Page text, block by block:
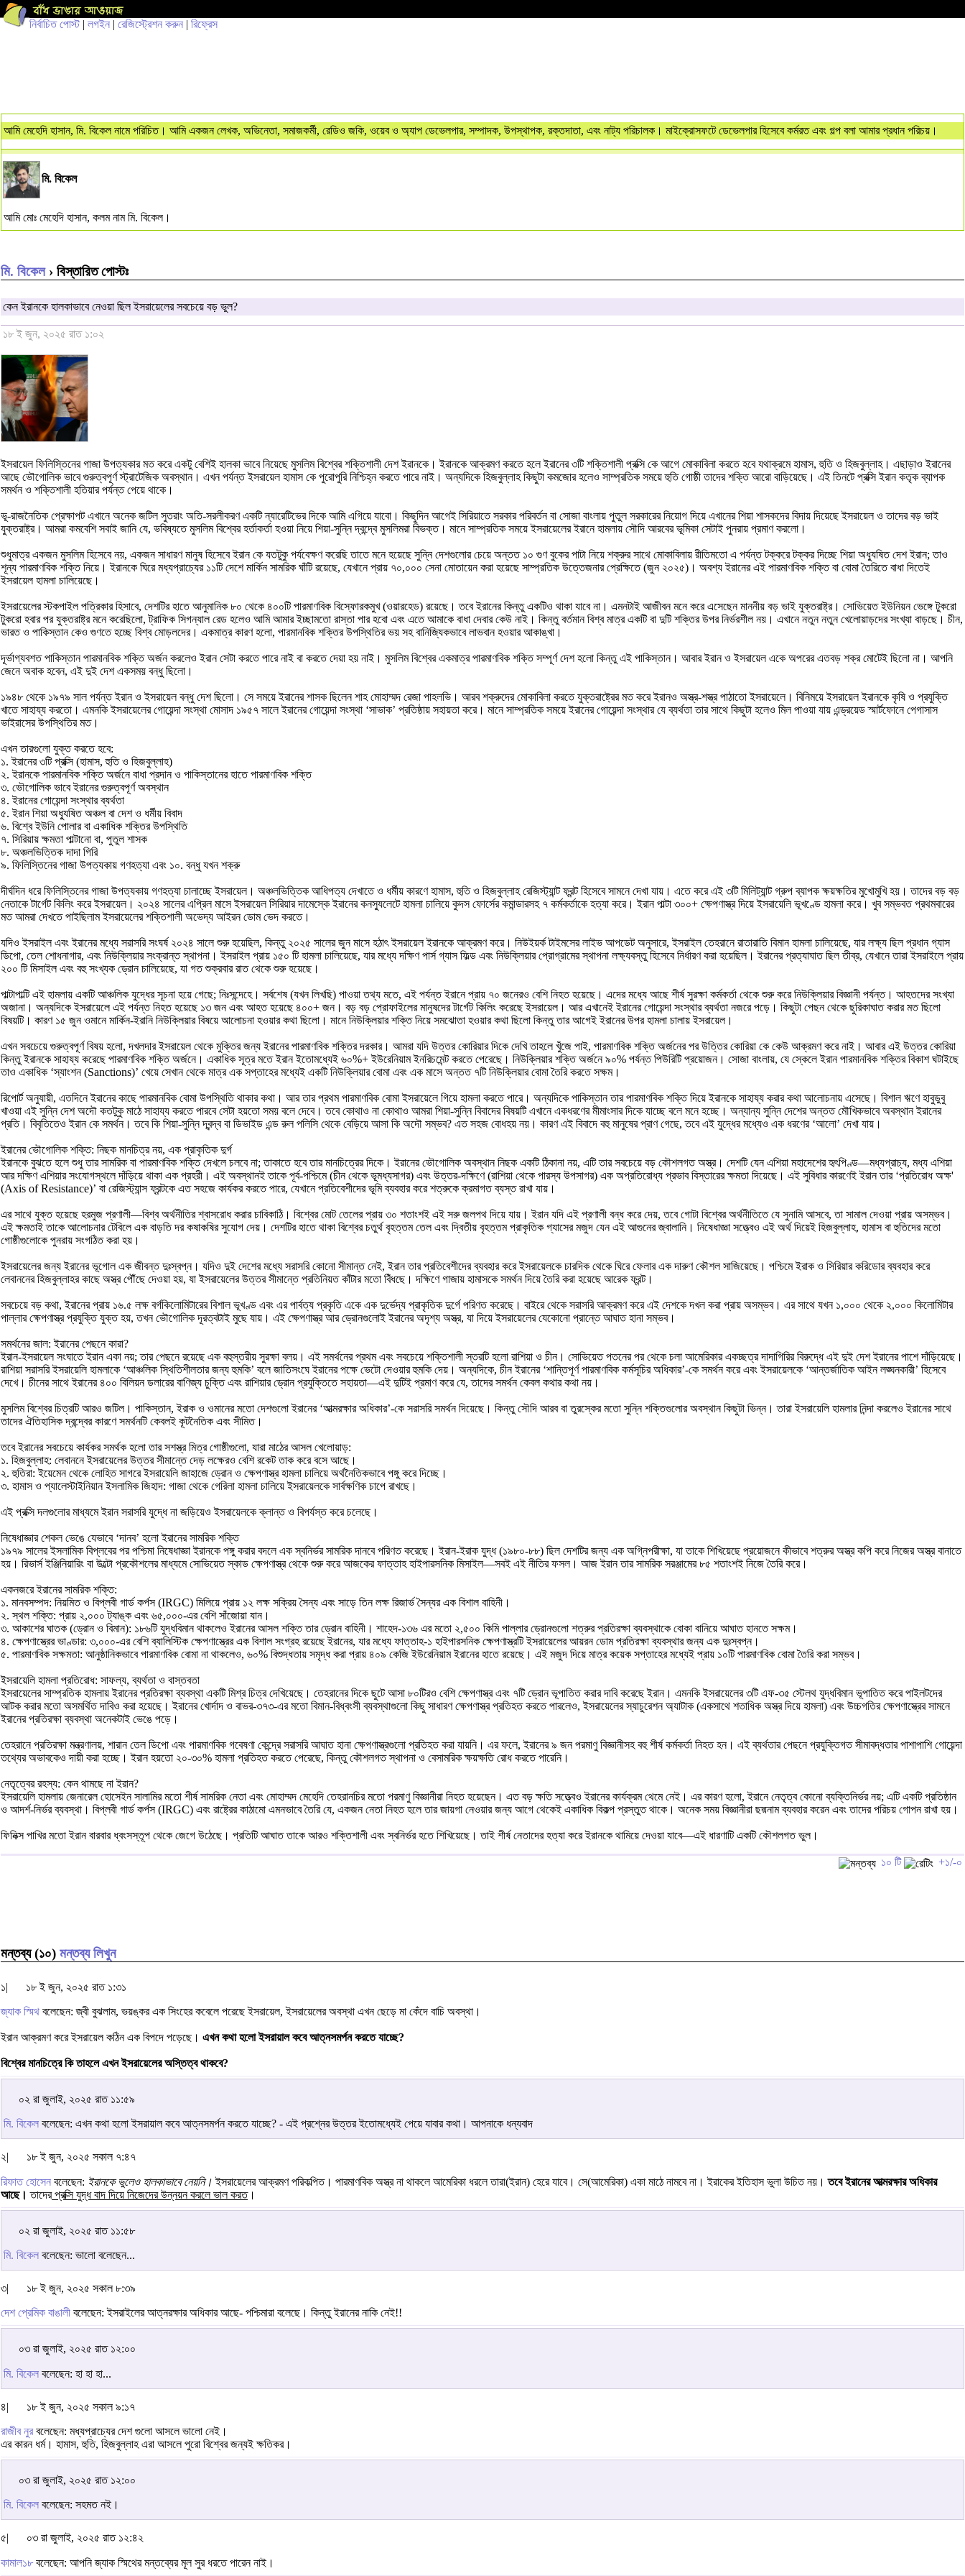
নির্বাচিত পোস্ট| লগইন | রেজিস্ট্রেশন করুন | রিফ্রেস
আমি মেহেদি হাসান, মি. বিকেল নামে পরিচিত। আমি একজন লেখক, অভিনেতা, সমাজকর্মী, রেডিও জকি, ওয়েব ও অ্যাপ ডেভেলপার, সম্পাদক, উপস্থাপক, রক্তদাতা, এবং নাট্য পরিচালক। মাইক্রোসফটে ডেভেলপার হিসেবে কর্মরত এবং গল্প বলা আমার প্রধান পরিচয়।
মি. বিকেল
আমি মোঃ মেহেদি হাসান, কলম নাম মি. বিকেল।
মি. বিকেল› বিস্তারিত পোস্টঃ
কেন ইরানকে হালকাভাবে নেওয়া ছিল ইসরায়েলের সবচেয়ে বড় ভুল?
১৮ ই জুন, ২০২৫ রাত ১:০২
ইসরায়েল ফিলিস্তিনের গাজা উপত্যকার মত করে একটু বেশিই হালকা ভাবে নিয়েছে মুসলিম বিশ্বের শক্তিশালী দেশ ইরানকে। ইরানকে আক্রমণ করতে হলে ইরানের ৩টি শক্তিশালী প্রক্সি কে আগে মোকাবিলা করতে হবে যথাক্রমে হামাস, হুতি ও হিজবুল্লাহ। এছাড়াও ইরানের
আছে ভৌগোলিক ভাবে গুরুত্বপূর্ণ স্ট্রাটেজিক অবস্থান। এখন পর্যন্ত ইসরায়েল হামাস কে পুরোপুরি নিশ্চিহ্ন করতে পারে নাই। অন্যদিকে হিজবুল্লাহ কিছুটা কমজোর হলেও সাম্প্রতিক সময়ে হুতি গোষ্ঠী তাদের শক্তি আরো বাড়িয়েছে। এই তিনটে প্রক্সি ইরান কতৃক ব্যাপক
সমর্থন ও শক্তিশালী হতিয়ার পর্যন্ত পেয়ে থাকে।
ভূ-রাজনৈতিক প্রেক্ষাপট এখানে অনেক জটিল সুতরাং অতি-সরলীকরণ একটি ন্যারেটিভের দিকে আমি এগিয়ে যাবো। কিছুদিন আগেই সিরিয়াতে সরকার পরিবর্তন বা সোজা বাংলায় পুতুল সরকারের নিয়োগ দিয়ে এখানের শিয়া শাসকদের বিদায় দিয়েছে ইসরায়েল ও তাদের বড় ভাই
যুক্তরাষ্ট্র। আমরা কমবেশি সবাই জানি যে, ভবিষ্যতে মুসলিম বিশ্বের হর্তাকর্তা হওয়া নিয়ে শিয়া-সুন্নি দ্বন্দ্বে মুসলিমরা বিভক্ত। মানে সাম্প্রতিক সময়ে ইসরায়েলের ইরানে হামলায় সৌদি আরবের ভূমিকা সেটাই পুনরায় প্রমাণ করলো।
শুধুমাত্র একজন মুসলিম হিসেবে নয়, একজন সাধারণ মানুষ হিসেবে ইরান কে যতটুকু পর্যবেক্ষণ করেছি তাতে মনে হয়েছে সুন্নি দেশগুলোর চেয়ে অন্তত ১০ গুণ বুকের পাটা নিয়ে শক্রুর সাথে মোকাবিলায় রীতিমতো এ পর্যন্ত টক্করে টক্কর দিচ্ছে শিয়া অধ্যুষিত দেশ ইরান; তাও
শূন্য পারমাণবিক শক্তি নিয়ে। ইরানকে ঘিরে মধ্যপ্রাচ্যের ১১টি দেশে মার্কিন সামরিক ঘাঁটি রয়েছে, যেখানে প্রায় ৭০,০০০ সেনা মোতায়েন করা হয়েছে সাম্প্রতিক উত্তেজনার প্রেক্ষিতে (জুন ২০২৫)। অবশ্য ইরানের এই পারমাণবিক শক্তি বা বোমা তৈরিতে বাধা দিতেই
ইসরায়েল হামলা চালিয়েছে।
ইসরায়েলের স্টকপাইল পত্রিকার হিসাবে, দেশটির হাতে আনুমানিক ৮০ থেকে ৪০০টি পারমাণবিক বিস্ফোরকমুখ (ওয়ারহেড) রয়েছে। তবে ইরানের কিন্তু একটিও থাকা যাবে না। এমনটাই আজীবন মনে করে এসেছেন মাননীয় বড় ভাই যুক্তরাষ্ট্র। সোভিয়েত ইউনিয়ন ভেঙ্গে টুকরো
টুকরো হবার পর যুক্তরাষ্ট্র মনে করেছিলো, ট্রাফিক সিগন্যাল রেড হলেও আমি আমার ইচ্ছামতো রাস্তা পার হবো এবং এতে আমাকে বাধা দেবার কেউ নাই। কিন্তু বর্তমান বিশ্ব মাত্র একটি বা দুটি শক্তির উপর নির্ভরশীল নয়। এখানে নতুন নতুন খেলোয়াড়দের সংখ্যা বাড়ছে। চীন,
ভারত ও পাকিস্তান কেও গুণতে হচ্ছে বিশ্ব মোড়লদের। একমাত্র কারণ হলো, পারমানবিক শক্তির উপস্থিতির ভয় সহ বানিজ্যিকভাবে লাভবান হওয়ার আকাঙ্খা।
দূর্ভাগ্যবশত পাকিস্তান পারমানবিক শক্তি অর্জন করলেও ইরান সেটা করতে পারে নাই বা করতে দেয়া হয় নাই। মুসলিম বিশ্বের একমাত্র পারমাণবিক শক্তি সম্পূর্ণ দেশ হলো কিন্তু এই পাকিস্তান। আবার ইরান ও ইসরায়েল একে অপরের এতবড় শক্র মোটেই ছিলো না। আপনি
জেনে অবাক হবেন, এই দুই দেশ একসময় বন্ধু ছিলো।
১৯৪৮ থেকে ১৯৭৯ সাল পর্যন্ত ইরান ও ইসরায়েল বন্ধু দেশ ছিলো। সে সময়ে ইরানের শাসক ছিলেন শাহ মোহাম্মদ রেজা পাহলভি। আরব শক্রুদের মোকাবিলা করতে যুক্তরাষ্ট্রের মত করে ইরানও অস্ত্র-শস্ত্র পাঠাতো ইসরায়েলে। বিনিময়ে ইসরায়েল ইরানকে কৃষি ও প্রযুক্তি
খাতে সাহায্য করতো। এমনকি ইসরায়েলের গোয়েন্দা সংস্থা মোসাদ ১৯৫৭ সালে ইরানের গোয়েন্দা সংস্থা ‘সাভাক’ প্রতিষ্ঠায় সহায়তা করে। মানে সাম্প্রতিক সময়ে ইরানের গোয়েন্দা সংস্থার যে ব্যর্থতা তার সাথে কিছুটা হলেও মিল পাওয়া যায় এন্ড্রয়েড স্মার্টফোনে পেগাসাস
ভাইরাসের উপস্থিতির মত।
এখন তারগুলো যুক্ত করতে হবে:
১. ইরানের ৩টি প্রক্সি (হামাস, হুতি ও হিজবুল্লাহ)
২. ইরানকে পারমানবিক শক্তি অর্জনে বাধা প্রদান ও পাকিস্তানের হাতে পারমাণবিক শক্তি
৩. ভৌগোলিক ভাবে ইরানের গুরুত্বপূর্ণ অবস্থান
৪. ইরানের গোয়েন্দা সংস্থার ব্যর্থতা
৫. ইরান শিয়া অধ্যুষিত অঞ্চল বা দেশ ও ধর্মীয় বিবাদ
৬. বিশ্বে ইউনি পোলার বা একাধিক শক্তির উপস্থিতি
৭. সিরিয়ায় ক্ষমতা পাল্টানো বা, পুতুল শাসক
৮. অঞ্চলভিত্তিক দাদা গিরি
৯. ফিলিস্তিনের গাজা উপত্যকায় গণহত্যা এবং ১০. বন্ধু যখন শক্রু
দীর্ঘদিন ধরে ফিলিস্তিনের গাজা উপত্যকায় গণহত্যা চালাচ্ছে ইসরায়েল। অঞ্চলভিত্তিক আধিপত্য দেখাতে ও ধর্মীয় কারণে হামাস, হুতি ও হিজবুল্লাহ রেজিস্ট্যান্ট ফ্রন্ট হিসেবে সামনে দেখা যায়। এতে করে এই ৩টি মিলিট্যান্ট গ্রুপ ব্যাপক ক্ষয়ক্ষতির মুখোমুখি হয়। তাদের বড় বড়
নেতাকে টার্গেট কিলিং করে ইসরায়েল। ২০২৪ সালের এপ্রিল মাসে ইসরায়েল সিরিয়ার দামেস্কে ইরানের কনস্যুলেটে হামলা চালিয়ে কুদস ফোর্সের কমান্ডারসহ ৭ কর্মকর্তাকে হত্যা করে। ইরান পাল্টা ৩০০+ ক্ষেপণাস্ত্র দিয়ে ইসরায়েলি ভূখণ্ডে হামলা করে। খুব সম্ভবত প্রথমবারের
মত আমরা দেখতে পাইছিলাম ইসরায়েলের শক্তিশালী অভেদ্য আইরন ডোম ভেদ করতে।
যদিও ইসরাইল এবং ইরানের মধ্যে সরাসরি সংঘর্ষ ২০২৪ সালে শুরু হয়েছিল, কিন্তু ২০২৫ সালের জুন মাসে হঠাৎ ইসরায়েল ইরানকে আক্রমণ করে। নিউইয়র্ক টাইমসের লাইভ আপডেট অনুসারে, ইসরাইল তেহরানে রাতারাতি বিমান হামলা চালিয়েছে, যার লক্ষ্য ছিল প্রধান গ্যাস
ডিপো, তেল শোধনাগার, এবং নিউক্লিয়ার সংক্রান্ত স্থাপনা। ইসরাইল প্রায় ১৫০ টি হামলা চালিয়েছে, যার মধ্যে দক্ষিণ পার্স গ্যাস ফিল্ড এবং নিউক্লিয়ার প্রোগ্রামের স্থাপনা লক্ষ্যবস্তু হিসেবে নির্ধারণ করা হয়েছিল। ইরানের প্রত্যাঘাত ছিল তীব্র, যেখানে তারা ইসরাইলে প্রায়
২০০ টি মিসাইল এবং বহু সংখ্যক ড্রোন চালিয়েছে, যা গত শুক্রবার রাত থেকে শুরু হয়েছে।
পাল্টাপাল্টি এই হামলায় একটি আঞ্চলিক যুদ্ধের সূচনা হয়ে গেছে; নিঃসন্দেহে। সর্বশেষ (যখন লিখছি) পাওয়া তথ্য মতে, এই পর্যন্ত ইরানে প্রায় ৭০ জনেরও বেশি নিহত হয়েছে। এদের মধ্যে আছে শীর্ষ সুরক্ষা কর্মকর্তা থেকে শুরু করে নিউক্লিয়ার বিজ্ঞানী পর্যন্ত। আহতদের সংখ্যা
অজানা। অন্যদিকে ইসরায়েলে এই পর্যন্ত নিহত হয়েছে ১৩ জন এবং আহত হয়েছে ৪০০+ জন। বড় বড় প্রোফাইলের মানুষদের টার্গেট কিলিং করেছে ইসরায়েল। আর এখানেই ইরানের গোয়েন্দা সংস্থার ব্যর্থতা নজরে পড়ে। কিছুটা পেছন থেকে ছুরিকাঘাত করার মত ছিলো
বিষয়টি। কারণ ১৫ জুন ওমানে মার্কিন-ইরানি নিউক্লিয়ার বিষয়ে আলোচনা হওয়ার কথা ছিলো। মানে নিউক্লিয়ার শক্তি নিয়ে সমঝোতা হওয়ার কথা ছিলো কিন্তু তার আগেই ইরানের উপর হামলা চালায় ইসরায়েল।
এখন সবচেয়ে গুরুত্বপূর্ণ বিষয় হলো, দখলদার ইসরায়েল থেকে মুক্তির জন্য ইরানের পারমাণবিক শক্তির দরকার। আমরা যদি উত্তর কোরিয়ার দিকে দেখি তাহলে খুঁজে পাই, পারমাণবিক শক্তি অর্জনের পর উত্তির কোরিয়া কে কেউ আক্রমণ করে নাই। আবার এই উত্তর কোরিয়া
কিন্তু ইরানকে সাহায্য করেছে পারমাণবিক শক্তি অর্জনে। একাধিক সূত্র মতে ইরান ইতোমধ্যেই ৬০%+ ইউরেনিয়াম ইনরিচমেন্ট করতে পেরেছে। নিউক্লিয়ার শক্তি অর্জনে ৯০% পর্যন্ত পিউরিটি প্রয়োজন। সোজা বাংলায়, যে স্কেলে ইরান পারমানবিক শক্তির বিকাশ ঘটাইছে
তাও একাধিক ‘স্যাংশন (Sanctions)’ খেয়ে সেখান থেকে মাত্র এক সপ্তাহের মধ্যেই একটি নিউক্লিয়ার বোমা এবং এক মাসে অন্তত ৭টি নিউক্লিয়ার বোমা তৈরি করতে সক্ষম।
রিপোর্ট অনুযায়ী, এতদিনে ইরানের কাছে পারমানবিক বোমা উপস্থিতি থাকার কথা। আর তার প্রথম পারমাণবিক বোমা ইসরায়েলে গিয়ে হামলা করতে পারে। অন্যদিকে পাকিস্তান তার পারমাণবিক শক্তি দিয়ে ইরানকে সাহায্য করার কথা আলোচনায় এসেছে। বিশাল ঋণে হাবুডুবু
খাওয়া এই সুন্নি দেশ অদৌ কতটুকু মাঠে সাহায্য করতে পারবে সেটা হয়তো সময় বলে দেবে। তবে কোথাও না কোথাও আমরা শিয়া-সুন্নি বিবাদের বিষয়টি এখানে একধরণের মীমাংসার দিকে যাচ্ছে বলে মনে হচ্ছে। অন্যান্য সুন্নি দেশের অন্তত মৌখিকভাবে অবস্থান ইরানের
প্রতি। বিবৃতিতেও ইরান কে সমর্থন। তবে কি শিয়া-সুন্নি দ্বন্দ্ব বা ডিভাইড এন্ড রুল পলিসি থেকে বেড়িয়ে আসা কি অদৌ সম্ভব? এত সহজ বোধহয় নয়। কারণ এই বিবাদে বহু মানুষের প্রাণ গেছে, তবে এই যুদ্ধের মধ্যেও এক ধরণের ‘আলো’ দেখা যায়।
ইরানের ভৌগোলিক শক্তি: নিছক মানচিত্র নয়, এক প্রাকৃতিক দুর্গ
ইরানকে বুঝতে হলে শুধু তার সামরিক বা পারমাণবিক শক্তি দেখলে চলবে না; তাকাতে হবে তার মানচিত্রের দিকে। ইরানের ভৌগোলিক অবস্থান নিছক একটি ঠিকানা নয়, এটি তার সবচেয়ে বড় কৌশলগত অস্ত্র। দেশটি যেন এশিয়া মহাদেশের হৃৎপিণ্ড—মধ্যপ্রাচ্য, মধ্য এশিয়া
আর দক্ষিণ এশিয়ার সংযোগস্থলে দাঁড়িয়ে থাকা এক প্রহরী। এই অবস্থানই তাকে পূর্ব-পশ্চিমে (চীন থেকে ভূমধ্যসাগর) এবং উত্তর-দক্ষিণে (রাশিয়া থেকে পারস্য উপসাগর) এক অপ্রতিরোধ্য প্রভাব বিস্তারের ক্ষমতা দিয়েছে। এই সুবিধার কারণেই ইরান তার ‘প্রতিরোধ অক্ষ'
(Axis of Resistance)’ বা রেজিস্ট্যান্স ফ্রন্টকে এত সহজে কার্যকর করতে পারে, যেখানে প্রতিবেশীদের ভূমি ব্যবহার করে শত্রুকে ক্রমাগত ব্যস্ত রাখা যায়।
এর সাথে যুক্ত হয়েছে হরমুজ প্রণালী—বিশ্ব অর্থনীতির শ্বাসরোধ করার চাবিকাঠি। বিশ্বের মোট তেলের প্রায় ৩০ শতাংশই এই সরু জলপথ দিয়ে যায়। ইরান যদি এই প্রণালী বন্ধ করে দেয়, তবে গোটা বিশ্বের অর্থনীতিতে যে সুনামি আসবে, তা সামাল দেওয়া প্রায় অসম্ভব।
এই ক্ষমতাই তাকে আলোচনার টেবিলে এক বাড়তি দর কষাকষির সুযোগ দেয়। দেশটির হাতে থাকা বিশ্বের চতুর্থ বৃহত্তম তেল এবং দ্বিতীয় বৃহত্তম প্রাকৃতিক গ্যাসের মজুদ যেন এই আগুনের জ্বালানি। নিষেধাজ্ঞা সত্ত্বেও এই অর্থ দিয়েই হিজবুল্লাহ, হামাস বা হুতিদের মতো
গোষ্ঠীগুলোকে পুনরায় সংগঠিত করা হয়।
ইসরায়েলের জন্য ইরানের ভূগোল এক জীবন্ত দুঃস্বপ্ন। যদিও দুই দেশের মধ্যে সরাসরি কোনো সীমান্ত নেই, ইরান তার প্রতিবেশীদের ব্যবহার করে ইসরায়েলকে চারদিক থেকে ঘিরে ফেলার এক দারুণ কৌশল সাজিয়েছে। পশ্চিমে ইরাক ও সিরিয়ার করিডোর ব্যবহার করে
লেবাননের হিজবুল্লাহর কাছে অস্ত্র পৌঁছে দেওয়া হয়, যা ইসরায়েলের উত্তর সীমান্তে প্রতিনিয়ত কাঁটার মতো বিঁধছে। দক্ষিণে গাজায় হামাসকে সমর্থন দিয়ে তৈরি করা হয়েছে আরেক ফ্রন্ট।
সবচেয়ে বড় কথা, ইরানের প্রায় ১৬.৫ লক্ষ বর্গকিলোমিটারের বিশাল ভূখণ্ড এবং এর পার্বত্য প্রকৃতি একে এক দুর্ভেদ্য প্রাকৃতিক দুর্গে পরিণত করেছে। বাইরে থেকে সরাসরি আক্রমণ করে এই দেশকে দখল করা প্রায় অসম্ভব। এর সাথে যখন ১,০০০ থেকে ২,০০০ কিলোমিটার
পাল্লার ক্ষেপণাস্ত্র প্রযুক্তি যুক্ত হয়, তখন ভৌগোলিক দূরত্বটাই মুছে যায়। এই ক্ষেপণাস্ত্র আর ড্রোনগুলোই ইরানের অদৃশ্য অস্ত্র, যা দিয়ে ইসরায়েলের যেকোনো প্রান্তে আঘাত হানা সম্ভব।
সমর্থনের জাল: ইরানের পেছনে কারা?
ইরান-ইসরায়েল সংঘাতে ইরান একা নয়; তার পেছনে রয়েছে এক বহুস্তরীয় সুরক্ষা বলয়। এই সমর্থনের প্রথম এবং সবচেয়ে শক্তিশালী স্তরটি হলো রাশিয়া ও চীন। সোভিয়েত পতনের পর থেকে চলা আমেরিকার একচ্ছত্র দাদাগিরির বিরুদ্ধে এই দুই দেশ ইরানের পাশে দাঁড়িয়েছে।
রাশিয়া সরাসরি ইসরায়েলি হামলাকে ‘আঞ্চলিক স্থিতিশীলতার জন্য হুমকি’ বলে জাতিসংঘে ইরানের পক্ষে ভেটো দেওয়ার হুমকি দেয়। অন্যদিকে, চীন ইরানের ‘শান্তিপূর্ণ পারমাণবিক কর্মসূচির অধিকার’-কে সমর্থন করে এবং ইসরায়েলকে ‘আন্তর্জাতিক আইন লঙ্ঘনকারী’ হিসেবে
দেখে। চীনের সাথে ইরানের ৪০০ বিলিয়ন ডলারের বাণিজ্য চুক্তি এবং রাশিয়ার ড্রোন প্রযুক্তিতে সহায়তা—এই দুটিই প্রমাণ করে যে, তাদের সমর্থন কেবল কথার কথা নয়।
মুসলিম বিশ্বের চিত্রটি আরও জটিল। পাকিস্তান, ইরাক ও ওমানের মতো দেশগুলো ইরানের ‘আত্মরক্ষার অধিকার’-কে সরাসরি সমর্থন দিয়েছে। কিন্তু সৌদি আরব বা তুরস্কের মতো সুন্নি শক্তিগুলোর অবস্থান কিছুটা ভিন্ন। তারা ইসরায়েলি হামলার নিন্দা করলেও ইরানের সাথে
তাদের ঐতিহাসিক দ্বন্দ্বের কারণে সমর্থনটি কেবলই কূটনৈতিক এবং সীমিত।
তবে ইরানের সবচেয়ে কার্যকর সমর্থক হলো তার সশস্ত্র মিত্র গোষ্ঠীগুলো, যারা মাঠের আসল খেলোয়াড়:
১. হিজবুল্লাহ: লেবাননে ইসরায়েলের উত্তর সীমান্তে দেড় লক্ষেরও বেশি রকেট তাক করে বসে আছে।
২. হুতিরা: ইয়েমেন থেকে লোহিত সাগরে ইসরায়েলি জাহাজে ড্রোন ও ক্ষেপণাস্ত্র হামলা চালিয়ে অর্থনৈতিকভাবে পঙ্গু করে দিচ্ছে।
৩. হামাস ও প্যালেস্টাইনিয়ান ইসলামিক জিহাদ: গাজা থেকে গেরিলা হামলা চালিয়ে ইসরায়েলকে সার্বক্ষণিক চাপে রাখছে।
এই প্রক্সি দলগুলোর মাধ্যমে ইরান সরাসরি যুদ্ধে না জড়িয়েও ইসরায়েলকে ক্লান্ত ও বিপর্যস্ত করে চলেছে।
নিষেধাজ্ঞার শেকল ভেঙে যেভাবে ‘দানব’ হলো ইরানের সামরিক শক্তি
১৯৭৯ সালের ইসলামিক বিপ্লবের পর পশ্চিমা নিষেধাজ্ঞা ইরানকে পঙ্গু করার বদলে এক স্বনির্ভর সামরিক দানবে পরিণত করেছে। ইরান-ইরাক যুদ্ধ (১৯৮০-৮৮) ছিল দেশটির জন্য এক অগ্নিপরীক্ষা, যা তাকে শিখিয়েছে প্রয়োজনে কীভাবে শত্রুর অস্ত্র কপি করে নিজের অস্ত্র বানাতে
হয়। রিভার্স ইঞ্জিনিয়ারিং বা উল্টো প্রকৌশলের মাধ্যমে সোভিয়েত স্কাড ক্ষেপণাস্ত্র থেকে শুরু করে আজকের ফাত্তাহ হাইপারসনিক মিসাইল—সবই এই নীতির ফসল। আজ ইরান তার সামরিক সরঞ্জামের ৮৫ শতাংশই নিজে তৈরি করে।
একনজরে ইরানের সামরিক শক্তি:
১. মানবসম্পদ: নিয়মিত ও বিপ্লবী গার্ড কর্পস (IRGC) মিলিয়ে প্রায় ১২ লক্ষ সক্রিয় সৈন্য এবং সাড়ে তিন লক্ষ রিজার্ভ সৈন্যর এক বিশাল বাহিনী।
২. স্থল শক্তি: প্রায় ২,০০০ ট্যাঙ্ক এবং ৬৫,০০০-এর বেশি সাঁজোয়া যান।
৩. আকাশের ঘাতক (ড্রোন ও বিমান): ১৮৬টি যুদ্ধবিমান থাকলেও ইরানের আসল শক্তি তার ড্রোন বাহিনী। শাহেদ-১৩৬ এর মতো ২,৫০০ কিমি পাল্লার ড্রোনগুলো শত্রুর প্রতিরক্ষা ব্যবস্থাকে বোকা বানিয়ে আঘাত হানতে সক্ষম।
৪. ক্ষেপণাস্ত্রের ভাণ্ডার: ৩,০০০-এর বেশি ব্যালিস্টিক ক্ষেপণাস্ত্রের এক বিশাল সংগ্রহ রয়েছে ইরানের, যার মধ্যে ফাত্তাহ-১ হাইপারসনিক ক্ষেপণাস্ত্রটি ইসরায়েলের আয়রন ডোম প্রতিরক্ষা ব্যবস্থার জন্য এক দুঃস্বপ্ন।
৫. পারমাণবিক সক্ষমতা: আনুষ্ঠানিকভাবে পারমাণবিক বোমা না থাকলেও, ৬০% বিশুদ্ধতায় সমৃদ্ধ করা প্রায় ৪০৯ কেজি ইউরেনিয়াম ইরানের হাতে রয়েছে। এই মজুদ দিয়ে মাত্র কয়েক সপ্তাহের মধ্যেই প্রায় ১০টি পারমাণবিক বোমা তৈরি করা সম্ভব।
ইসরায়েলি হামলা প্রতিরোধ: সাফল্য, ব্যর্থতা ও বাস্তবতা
ইসরায়েলের সাম্প্রতিক হামলায় ইরানের প্রতিরক্ষা ব্যবস্থা একটি মিশ্র চিত্র দেখিয়েছে। তেহরানের দিকে ছুটে আসা ৮০টিরও বেশি ক্ষেপণাস্ত্র এবং ৭টি ড্রোন ভূপাতিত করার দাবি করেছে ইরান। এমনকি ইসরায়েলের ৩টি এফ-৩৫ স্টেলথ যুদ্ধবিমান ভূপাতিত করে পাইলটদের
আটক করার মতো অসমর্থিত দাবিও করা হয়েছে। ইরানের খোর্দাদ ও বাভর-৩৭৩-এর মতো বিমান-বিধ্বংসী ব্যবস্থাগুলো কিছু সাধারণ ক্ষেপণাস্ত্র প্রতিহত করতে পারলেও, ইসরায়েলের স্যাচুরেশন অ্যাটাক (একসাথে শতাধিক অস্ত্র দিয়ে হামলা) এবং উচ্চগতির ক্ষেপণাস্ত্রের সামনে
ইরানের প্রতিরক্ষা ব্যবস্থা অনেকটাই ভেঙে পড়ে।
তেহরানে প্রতিরক্ষা মন্ত্রণালয়, শারান তেল ডিপো এবং পারমাণবিক গবেষণা কেন্দ্রে সরাসরি আঘাত হানা ক্ষেপণাস্ত্রগুলো প্রতিহত করা যায়নি। এর ফলে, ইরানের ৯ জন পরমাণু বিজ্ঞানীসহ বহু শীর্ষ কর্মকর্তা নিহত হন। এই ব্যর্থতার পেছনে প্রযুক্তিগত সীমাবদ্ধতার পাশাপাশি গোয়েন্দা
তথ্যের অভাবকেও দায়ী করা হচ্ছে। ইরান হয়তো ২০-৩০% হামলা প্রতিহত করতে পেরেছে, কিন্তু কৌশলগত স্থাপনা ও বেসামরিক ক্ষয়ক্ষতি রোধ করতে পারেনি।
নেতৃত্বের রহস্য: কেন থামছে না ইরান?
ইসরায়েলি হামলায় জেনারেল হোসেইন সালামির মতো শীর্ষ সামরিক নেতা এবং মোহাম্মদ মেহেদি তেহরানচির মতো পরমাণু বিজ্ঞানীরা নিহত হয়েছেন। এত বড় ক্ষতি সত্ত্বেও ইরানের কার্যক্রম থেমে নেই। এর কারণ হলো, ইরানে নেতৃত্ব কোনো ব্যক্তিনির্ভর নয়; এটি একটি প্রতিষ্ঠান
ও আদর্শ-নির্ভর ব্যবস্থা। বিপ্লবী গার্ড কর্পস (IRGC) এবং রাষ্ট্রের কাঠামো এমনভাবে তৈরি যে, একজন নেতা নিহত হলে তার জায়গা নেওয়ার জন্য আগে থেকেই একাধিক বিকল্প প্রস্তুত থাকে। অনেক সময় বিজ্ঞানীরা ছদ্মনাম ব্যবহার করেন এবং তাদের পরিচয় গোপন রাখা হয়।
ফিনিক্স পাখির মতো ইরান বারবার ধ্বংসস্তূপ থেকে জেগে উঠেছে। প্রতিটি আঘাত তাকে আরও শক্তিশালী এবং স্বনির্ভর হতে শিখিয়েছে। তাই শীর্ষ নেতাদের হত্যা করে ইরানকে থামিয়ে দেওয়া যাবে—এই ধারণাটি একটি কৌশলগত ভুল।
১০ টি +১/-০
মন্তব্য (১০) মন্তব্য লিখুন
১| ১৮ ই জুন, ২০২৫ রাত ১:৩১
জ্যাক স্মিথ বলেছেন: জ্বী বুঝলাম, ভয়ঙ্কর এক সিংহের কবেলে পরেছে ইসরায়েল, ইসরায়েলের অবস্থা এখন ছেড়ে মা কেঁদে বাচি অবস্থা।
ইরান আক্রমণ করে ইসরায়েল কঠিন এক বিপদে পড়েছে। এখন কথা হলো ইসরায়াল কবে আত্নসমর্পন করতে যাচ্ছে?
বিশ্বের মানচিত্রে কি তাহলে এখন ইসরায়েলের অস্তিত্ব থাকবে?
০২ রা জুলাই, ২০২৫ রাত ১১:৫৯
মি. বিকেল বলেছেন: এখন কথা হলো ইসরায়াল কবে আত্নসমর্পন করতে যাচ্ছে? - এই প্রশ্নের উত্তর ইতোমধ্যেই পেয়ে যাবার কথা। আপনাকে ধন্যবাদ
২| ১৮ ই জুন, ২০২৫ সকাল ৭:৪৭
রিফাত হোসেন বলেছেন: ইরানকে ভুলেও হালকাভাবে নেয়নি।ইসরায়েলের আক্রমণ পরিকল্পিত। পারমাণবিক অস্ত্র না থাকলে আমেরিকা ধরলে তারা(ইরান) হেরে যাবে। সে(আমেরিকা) একা মাঠে নামবে না। ইরাকের ইতিহাস ভুলা উচিত নয়। তবে ইরানের আত্মরক্ষার অধিকার
আছে। তাদেরপ্রক্সি যুদ্ধ বাদ দিয়ে নিজেদের উন্নয়ন করলে ভাল করত।
০২ রা জুলাই, ২০২৫ রাত ১১:৫৮
মি. বিকেল বলেছেন: ভালো বলেছেন...
৩| ১৮ ই জুন, ২০২৫ সকাল ৮:৩৯
দেশ প্রেমিক বাঙালী বলেছেন: ইসরাইলের আত্নরক্ষার অধিকার আছে- পশ্চিমারা বলেছে। কিন্তু ইরানের নাকি নেই!!
০৩ রা জুলাই, ২০২৫ রাত ১২:০০
মি. বিকেল বলেছেন: হা হা হা...
৪| ১৮ ই জুন, ২০২৫ সকাল ৯:১৭
রাজীব নুরবলেছেন: মধ্যপ্রাচ্যের দেশ গুলো আসলে ভালো নেই।
এর কারন ধর্ম। হামাস, হুতি, হিজবুল্লাহ এরা আসলে পুরো বিশ্বের জন্যই ক্ষতিকর।
০৩ রা জুলাই, ২০২৫ রাত ১২:০০
মি. বিকেল বলেছেন: সহমত নই।
৫| ০৩ রা জুলাই, ২০২৫ রাত ১২:৪২
কামাল১৮বলেছেন: আপনি জ্যাক স্মিথের মন্তব্যের মূল সুর ধরতে পারেন নাই।